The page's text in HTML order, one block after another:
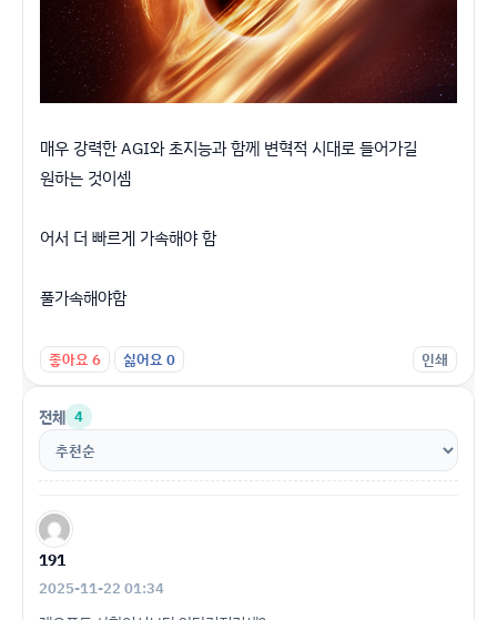
매우 강력한 AGI와 초지능과 함께 변혁적 시대로 들어가길
원하는 것이셈
어서 더 빠르게 가속해야 함
풀가속해야함
좋아요6 싫어요0 인쇄
전체 4
191
2025-11-22 01:34